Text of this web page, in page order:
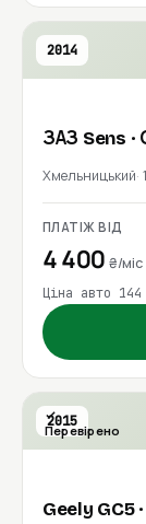
2014
ЗАЗ Sens ·
Хмельницький
ПЛАТІЖ ВІД
4 400₴/міс
Ціна авто
2015
Перевірено
Geely GC5